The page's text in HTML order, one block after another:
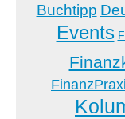
Buchtipp
Events